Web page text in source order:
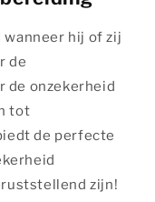
wanneer hij of zij
de
de onzekerheid
tot
de perfecte
zijn!